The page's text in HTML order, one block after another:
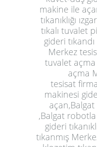
makine ile
tıkanıklığı
tıkalı tuvalet
gideri
Merkez
tuvalet açma
açma
tesisat
makinesi
,Balgat
gideri
tıkanmış